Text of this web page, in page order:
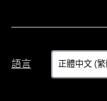
語言
語
言